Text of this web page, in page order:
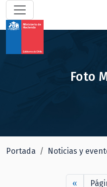
Foto
Portada Noticias y
«